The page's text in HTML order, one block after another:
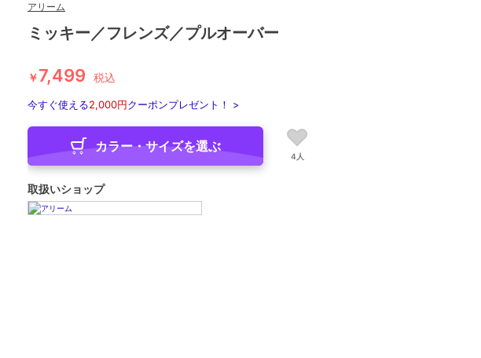
アリーム
ミッキー／フレンズ／プルオーバー
￥7,499 税込
今すぐ使える2,000円クーポンプレゼント！ >
カラー・サイズを選ぶ
4人
取扱いショップ